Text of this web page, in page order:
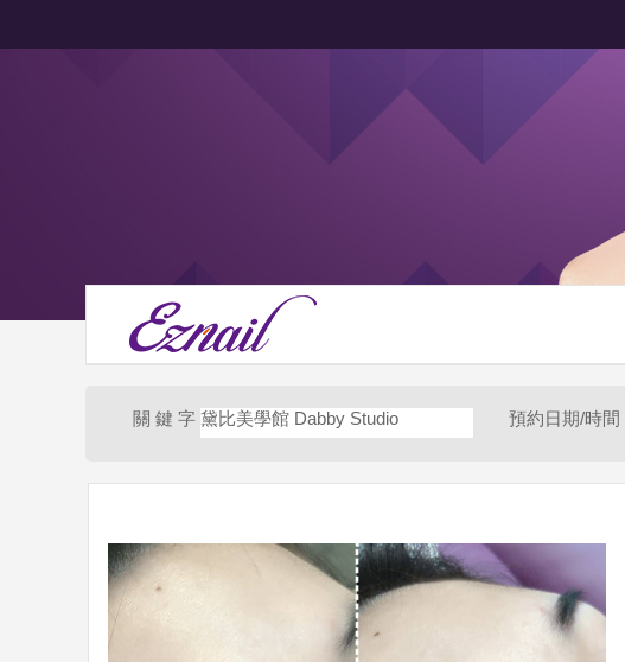
關 鍵 字 黛比美學館 Dabby Studio 預約日期/時間